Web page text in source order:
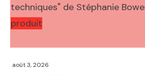
techniques" de Stéphanie
produit
août 3, 2026